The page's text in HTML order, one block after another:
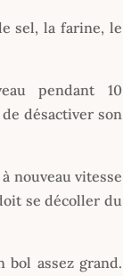
sel, la farine, le
pendant 10
désactiver son
nouveau vitesse
se décoller du
bol assez grand.